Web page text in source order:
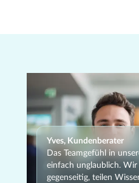
Yves, Kundenberater
Das Teamgefühl in
einfach unglaublich.
gegenseitig, teilen